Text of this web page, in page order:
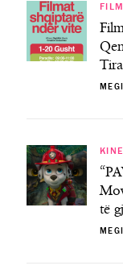
FILM
të